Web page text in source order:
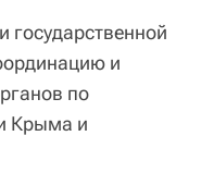
государственной
и
по
Крыма и